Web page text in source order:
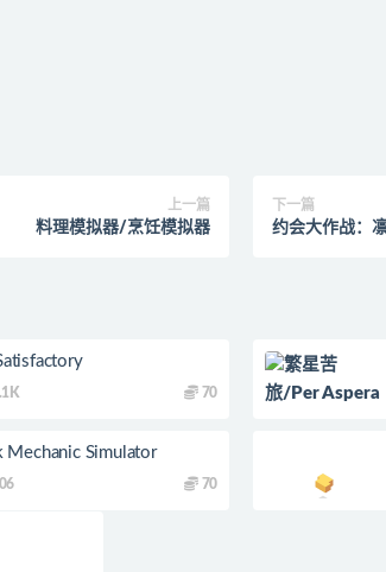
上一篇
料理模拟器/烹饪模拟器
下一篇
约会大作战：
70
Simulator
70